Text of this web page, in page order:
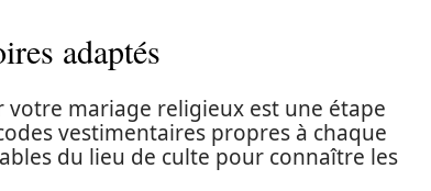
adaptés
votre mariage religieux est une étape
vestimentaires propres à chaque
du lieu de culte pour connaître les